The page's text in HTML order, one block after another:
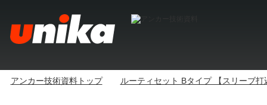
アンカー技術資料トップ ルーティセット Bタイプ 【スリーブ打